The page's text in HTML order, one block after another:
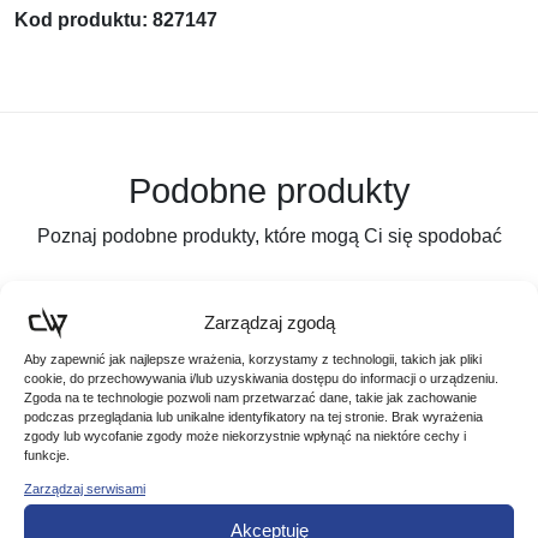
Zarządzaj zgodą
Aby zapewnić jak najlepsze wrażenia, korzystamy z technologii, takich jak pliki
cookie, do przechowywania i/lub uzyskiwania dostępu do informacji o urządzeniu.
Zgoda na te technologie pozwoli nam przetwarzać dane, takie jak zachowanie
podczas przeglądania lub unikalne identyfikatory na tej stronie. Brak wyrażenia
zgody lub wycofanie zgody może niekorzystnie wpłynąć na niektóre cechy i
funkcje.
Zarządzaj serwisami
Akceptuję
Kod produktu: 827147
Podobne produkty
Poznaj podobne produkty, które mogą Ci się spodobać